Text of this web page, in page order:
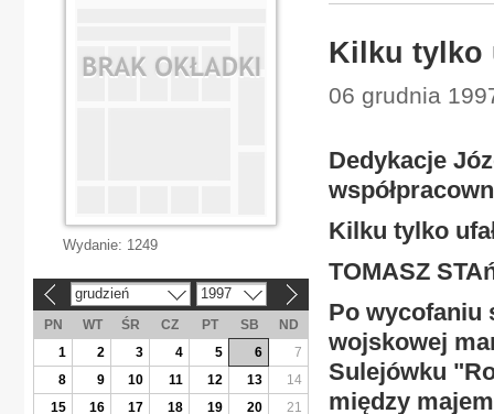
Kilku tylko
06 grudnia
Dedykacje
Kilku tylko
TOMASZ
Po wycofaniu
wojskowej
Sulejówku
między
Wydanie: 1249
grudzień 1997
PN WT ŚR CZ PT SB
ND
1
2 3 4 5 6
7
8
9 10 11 12 13
14
15
16 17 18 19 20
21